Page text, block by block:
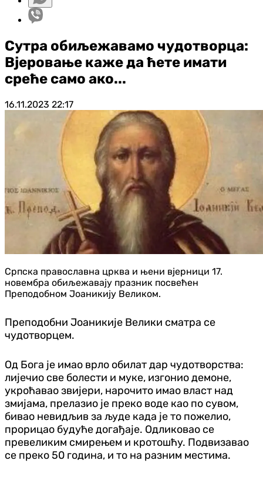
Сутра обиљежавамо чудотворца:
Вјеровање каже да ћете имати
среће само ако...
16.11.2023 22:17
Српска православна црква и њени вјерници 17.
новембра обиљежавају празник посвећен
Преподобном Јоаникију Великом.
Преподобни Јоаникије Велики сматра се
чудотворцем.
Од Бога је имао врло обилат дар чудотворства:
лијечио све болести и муке, изгонио демоне,
укроћавао звијери, нарочито имао власт над
змијама, прелазио је преко воде као по сувом,
бивао невидљив за људе када је то пожелио,
прорицао будуће догађаје. Одликовао се
превеликим смирењем и кротошћу. Подвизавао
се преко 50 година, и то на разним местима.